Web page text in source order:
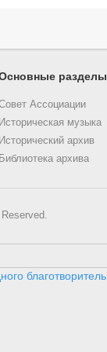
разделы
Ассоциации
Историческая музыка
Исторический архив
Библиотека архива